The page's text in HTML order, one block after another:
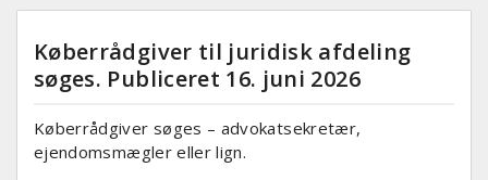
Køberrådgiver til juridisk afdeling
søges. Publiceret 16. juni 2026
Køberrådgiver søges – advokatsekretær,
ejendomsmægler eller lign.